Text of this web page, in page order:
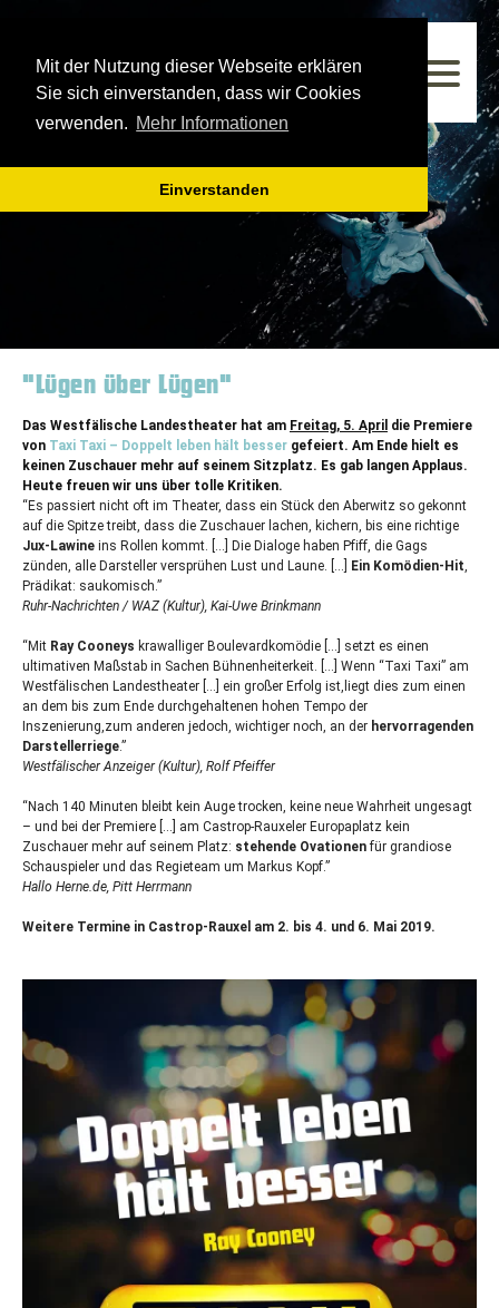
Mit der Nutzung dieser Webseite erklären
Sie sich einverstanden, dass wir Cookies
verwenden. Mehr Informationen
Einverstanden
Westfälisches Landestheater
Spielzeit 2025/2026
"Lügen über Lügen"
Das Westfälische Landestheater hat am Freitag, 5. April die Premiere
von Taxi Taxi – Doppelt leben hält besser gefeiert. Am Ende hielt es
keinen Zuschauer mehr auf seinem Sitzplatz. Es gab langen Applaus.
Heute freuen wir uns über tolle Kritiken.
“Es passiert nicht oft im Theater, dass ein Stück den Aberwitz so gekonnt
auf die Spitze treibt, dass die Zuschauer lachen, kichern, bis eine richtige
Jux-Lawine ins Rollen kommt. […] Die Dialoge haben Pfiff, die Gags
zünden, alle Darsteller versprühen Lust und Laune. […]
Ein Komödien-Hit,
Prädikat: saukomisch.”
Ruhr-Nachrichten / WAZ(Kultur), Kai-Uwe Brinkmann
“Mit Ray Cooneys krawalliger Boulevardkomödie […] setzt es einen
ultimativen Maßstab in Sachen Bühnenheiterkeit. […] Wenn “Taxi Taxi” am
Westfälischen Landestheater […] ein großer Erfolg ist,liegt dies zum einen
an dem bis zum Ende durchgehaltenen hohen Tempo der
Inszenierung,zum anderen jedoch, wichtiger noch, an der hervorragenden
Darstellerriege.”
Westfälischer Anzeiger (Kultur), Rolf Pfeiffer
“Nach 140 Minuten bleibt kein Auge trocken, keine neue Wahrheit ungesagt
– und bei der Premiere […] am Castrop-Rauxeler Europaplatz kein
Zuschauer mehr auf seinem Platz: stehende Ovationenfür grandiose
Schauspieler und das Regieteam um Markus Kopf.”
Hallo Herne.de, Pitt Herrmann
Weitere Termine in Castrop-Rauxel am 2. bis 4. und 6. Mai 2019.